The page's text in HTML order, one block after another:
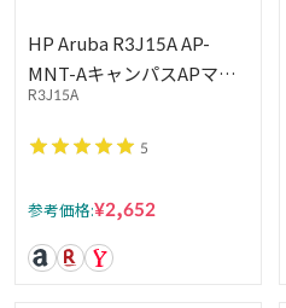
HP Aruba R3J15A AP-
MNT-AキャンパスAPマウ
ントブラケットキットタイ
プA：吊り天井レール フラ
R3J15A
5
参考価格:¥2,652